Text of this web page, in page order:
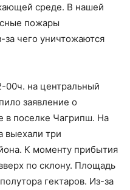
среде. В нашей
пожары
чего уничтожаются
00ч. на центральный
заявление о
в поселке Чагрипш. На
выехали три
К моменту прибытия
по склону. Площадь
гектаров. Из-за